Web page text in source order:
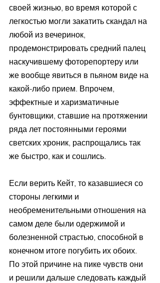
своей жизнью, во время которой с
легкостью могли закатить скандал на
любой из вечеринок,
продемонстрировать средний палец
наскучившему фоторепортеру или
же вообще явиться в пьяном виде на
какой-либо прием. Впрочем,
эффектные и харизматичные
бунтовщики, ставшие на протяжении
ряда лет постоянными героями
светских хроник, распрощались так
же быстро, как и сошлись.
Если верить Кейт, то казавшиеся со
стороны легкими и
необременительными отношения на
самом деле были одержимой и
болезненной страстью, способной в
конечном итоге погубить их обоих.
По этой причине на пике чувств они
и решили дальше следовать каждый